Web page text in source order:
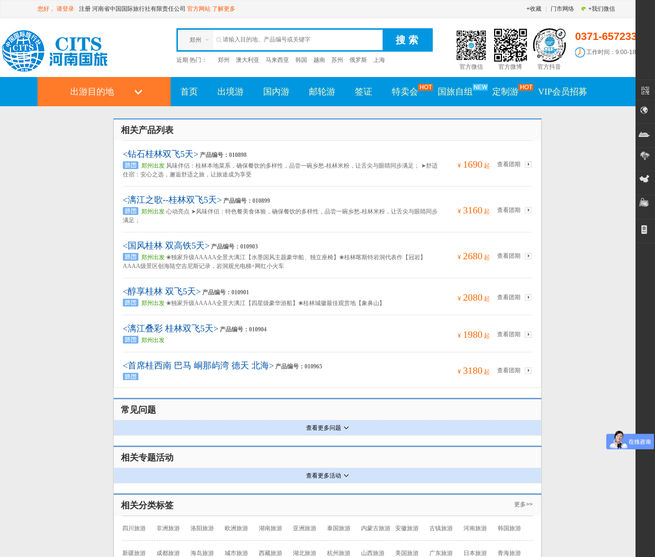
+收藏 门市网络 +我们微信
您好， 请登录 注册 河南省中国国际旅行社有限责任公司 官方网站 了解更多
郑州
近期 热门： 郑州 澳大利亚 马来西亚 韩国 越南 苏州 俄罗斯 上海
0371-65723300
工作时间：9:00-18:30
官方抖音
官方微博
官方微信
出游目的地 首页 出境游 国内游 邮轮游 签证 特卖会 国旅自组 定制游 VIP会员招募
相关产品列表
<钻石桂林双飞5天> 产品编号：010898
郑州出发 风味伴侣：桂林本地菜系，确保餐饮的多样性，品尝一碗乡愁-桂林米粉，让舌尖与眼睛同步满足； ➤舒适
住宿：安心之选，邂逅舒适之旅，让旅途成为享受
¥ 1690 起 查看团期
<漓江之歌--桂林双飞5天> 产品编号：010899
郑州出发 心动亮点 ➤风味伴侣：特色餐美食体验，确保餐饮的多样性，品尝一碗乡愁-桂林米粉，让舌尖与眼睛同步
满足；
¥ 3160 起 查看团期
<国风桂林 双高铁5天> 产品编号：010903
郑州出发 ❀独家升级AAAAA全景大漓江【水墨国风主题豪华船、独立座椅】❀桂林喀斯特岩洞代表作【冠岩】
AAAA级景区创海陆空吉尼斯记录，岩洞观光电梯+网红小火车
¥ 2680 起 查看团期
<醇享桂林 双飞5天> 产品编号：010901
郑州出发 ❀独家升级AAAAA全景大漓江【四星级豪华游船】❀桂林城徽最佳观赏地【象鼻山】
¥ 2080 起 查看团期
<漓江叠彩 桂林双飞5天> 产品编号：010904
郑州出发
¥ 1980 起 查看团期
<首席桂西南 巴马 峒那屿湾 德天 北海> 产品编号：010965
¥ 3180 起 查看团期
常见问题
查看更多问题
相关专题活动
查看更多活动
相关分类标签 更多>>
四川旅游 非洲旅游 洛阳旅游 欧洲旅游 湖南旅游 亚洲旅游 泰国旅游 内蒙古旅游 安徽旅游 古镇旅游 河南旅游 韩国旅游
新疆旅游 成都旅游 海岛旅游 城市旅游 西藏旅游 湖北旅游 杭州旅游 山西旅游 美国旅游 广东旅游 日本旅游 青海旅游